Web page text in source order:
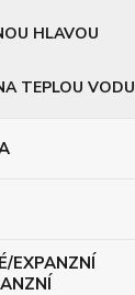
HLAVOU
TEPLOU VODU
EXPANZNÍ